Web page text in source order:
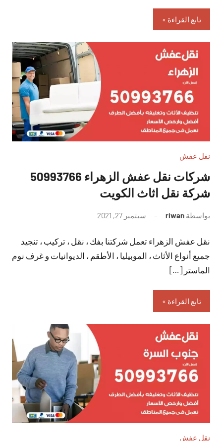
تابع القراءة
نقل عفش
شركات نقل عفش الزهراء 50993766
شركة نقل اثاث الكويت
بواسطة riwan سبتمبر 27, 2021
تعليقات
نقل عفش الزهراء تعمل شركتنا بفك ، نقل ، تركيب ، تنجيد
جميع أنواع الأثاث ، الموبيليا ، الأطقم ، الديوانيات و غرف نوم
الماستر […]
تابع القراءة
نقل عفش